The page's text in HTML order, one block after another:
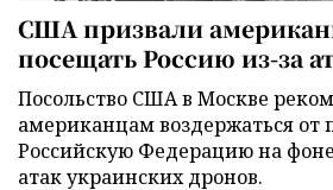
США призвали
посещать Россию из-за
Посольство США в Москве
американцам воздержаться от
Российскую Федерацию на
атак украинских дронов.